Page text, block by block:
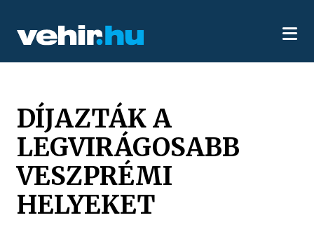
DÍJAZTÁK A
LEGVIRÁGOSABB
VESZPRÉMI
HELYEKET